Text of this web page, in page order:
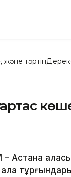
және тәртіп
– Астана